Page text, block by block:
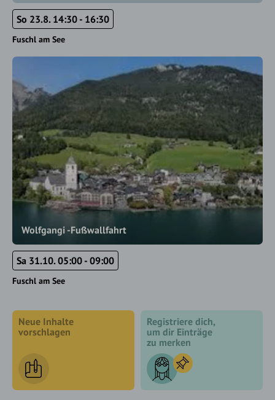
So 23.8. 14:30 - 16:30
Fuschl am See
Wolfgangi -Fußwallfahrt
Sa 31.10. 05:00 - 09:00
Fuschl am See
Neue Inhalte
vorschlagen
Registriere dich,
um dir Einträge
zu merken